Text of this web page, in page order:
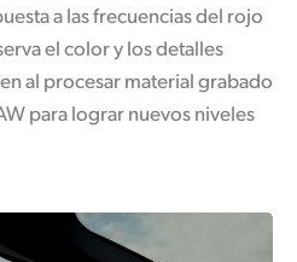
a las frecuencias del rojo
el color y los detalles
al procesar material grabado
para lograr nuevos niveles